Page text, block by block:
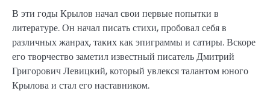
В эти годы Крылов начал свои первые попытки в
литературе. Он начал писать стихи, пробовал себя в
различных жанрах, таких как эпиграммы и сатиры. Вскоре
его творчество заметил известный писатель Дмитрий
Григорович Левицкий, который увлекся талантом юного
Крылова и стал его наставником.